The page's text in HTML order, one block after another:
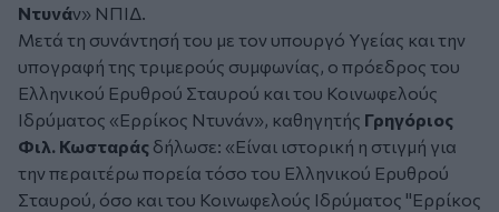
Ντυνάν» ΝΠIΔ.
Μετά τη συνάντησή του με τον υπουργό Υγείας και την
υπογραφή της τριμερούς συμφωνίας, ο πρόεδρος του
Ελληνικού Ερυθρού Σταυρού και του Κοινωφελούς
Ιδρύματος «Ερρίκος Ντυνάν», καθηγητής Γρηγόριος
Φιλ. Κωσταράς δήλωσε: «Είναι ιστορική η στιγμή για
την περαιτέρω πορεία τόσο του Ελληνικού Ερυθρού
Σταυρού, όσο και του Κοινωφελούς Ιδρύματος "Ερρίκος